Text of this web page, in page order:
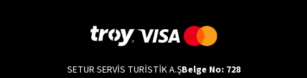
SETUR SERVİS TURİSTİK A.ŞBelge No: 728